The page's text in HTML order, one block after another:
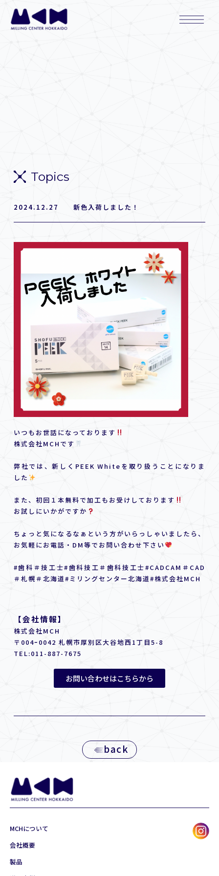
Topics
2024.12.27 新色入荷しました！
いつもお世話になっております
株式会社MCHです
弊社では、新しくPEEK Whiteを取り扱うことになりま
した
また、初回１本無料で加工もお受けしております
お試しにいかがですか
ちょっと気になるなぁという方がいらっしゃいましたら、
お気軽にお電話・DM等でお問い合わせ下さい
#歯科＃技工士#歯科技工＃歯科技工士#CADCAM＃CAD
＃札幌＃北海道#ミリングセンター北海道#株式会社MCH
【会社情報】
株式会社MCH
〒004ｰ0042 札幌市厚別区大谷地西1丁目5-8
TEL:011-887-7675
お問い合わせはこちらから
back
MCHについて
会社概要
製品